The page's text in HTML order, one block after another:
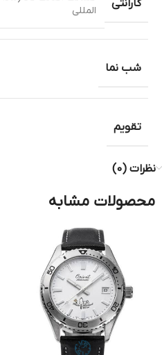
گارانتی
المللی
شب نما
تقویم
نظرات (0)
محصولات مشابه